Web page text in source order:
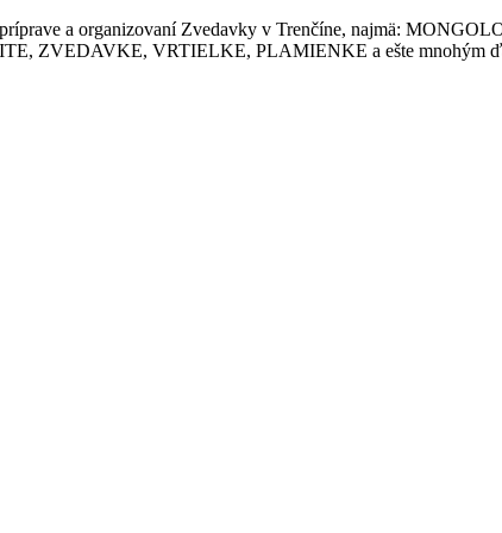
príprave a organizovaní Zvedavky v Trenčíne, najmä:
ZVEDAVKE, VRTIELKE, PLAMIENKE a ešte mnohým